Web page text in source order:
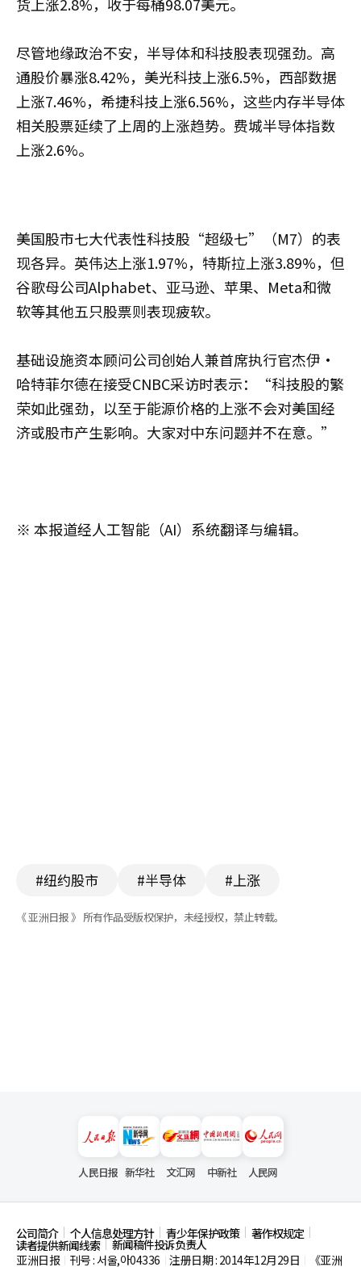
尽管地缘政治不安，半导体和科技股表现强劲。高
通股价暴涨8.42%，美光科技上涨6.5%，西部数据
上涨7.46%，希捷科技上涨6.56%，这些内存半导体
相关股票延续了上周的上涨趋势。费城半导体指数
上涨2.6%。
美国股市七大代表性科技股“超级七”（M7）的表
现各异。英伟达上涨1.97%，特斯拉上涨3.89%，但
谷歌母公司Alphabet、亚马逊、苹果、Meta和微
软等其他五只股票则表现疲软。
基础设施资本顾问公司创始人兼首席执行官杰伊·
哈特菲尔德在接受CNBC采访时表示：“科技股的繁
荣如此强劲，以至于能源价格的上涨不会对美国经
济或股市产生影响。大家对中东问题并不在意。”
※ 本报道经人工智能（AI）系统翻译与编辑。
#纽约股市 #半导体 #上涨
《 亚洲日报 》 所有作品受版权保护，未经授权，禁止转载。
人民日报 新华社 文汇网 中新社 人民网
公司简介 个人信息处理方针 青少年保护政策 著作权规定
读者提供新闻线索
新闻稿件投诉负责人
亚洲日报
刊号 : 서울,아04336 注册日期 : 2014年12月29日 《亚洲